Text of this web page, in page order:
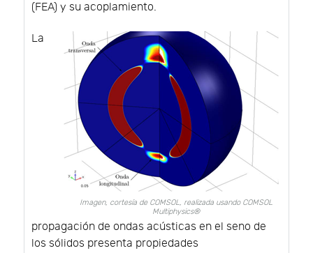
(FEA) y su acoplamiento.
Imagen, cortesía de COMSOL, realizada usando COMSOL
Multiphysics®
La
propagación de ondas acústicas en el seno de
los sólidos presenta propiedades